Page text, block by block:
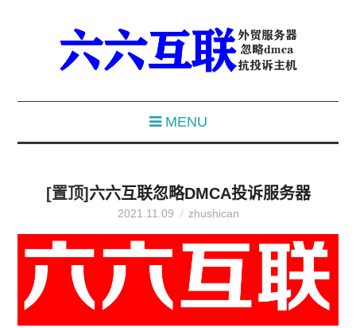
MENU
[置顶] 六六互联忽略DMCA投诉服务器
2021.11.09 zhushican